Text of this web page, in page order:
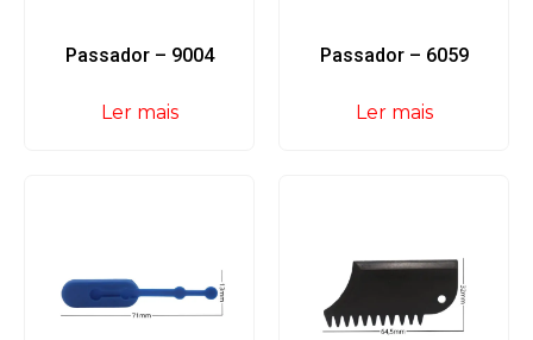
Passador – 9004
Ler mais
Passador – 6059
Ler mais